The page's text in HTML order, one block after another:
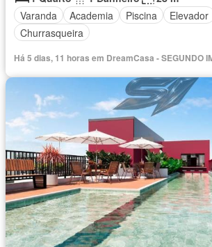
Varanda
Academia Piscina Elevador
Churrasqueira
Há 5 dias, 11 horas em DreamCasa - SEGUNDO